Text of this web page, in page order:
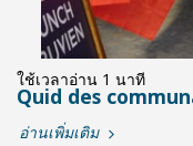
ใช้เวลาอ่าน 1 นาที
Quid des
อ่านเพิ่มเติม